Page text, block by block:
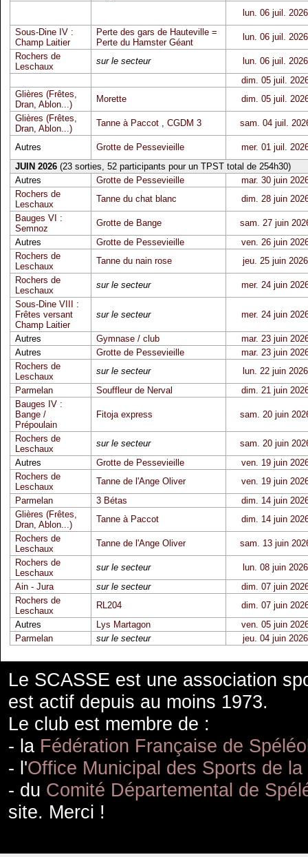
lun. 06 juil. 2026
Sous-Dine IV :
Champ Laitier
Perte des gars de Hauteville =
Perte du Hamster Géant
lun. 06 juil. 2026
Rochers de
Leschaux
sur le secteur
lun. 06 juil. 2026
dim. 05 juil.
Glières (Frêtes,
Dran, Ablon...)
Morette
dim. 05 juil.
Glières (Frêtes,
Dran, Ablon...)
Tanne à Paccot, CGDM 3 sam. 04 juil.
Autres Grotte de Pessevieille
mer. 01 juil.
JUIN 2026(23 sorties, 52 participants pour un TPST total de 254h30)
Autres
Grotte de Pessevieille
mar. 30 juin
Rochers de
Leschaux
Tanne du chat blanc
dim. 28 juin
Bauges VI :
Semnoz
Grotte de Bange
sam. 27 juin
Autres
Grotte de Pessevieille
ven. 26 juin
Rochers de
Leschaux
Tanne du nain rose
jeu. 25 juin 2026
Rochers de
Leschaux
sur le secteur
mer. 24 juin
Sous-Dine VIII :
Frêtes versant
Champ Laitier
sur le secteur mer. 24 juin
Autres Gymnase / club
mar. 23 juin
Autres
Grotte de Pessevieille
mar. 23 juin
Rochers de
Leschaux
sur le secteur
lun. 22 juin 2026
Parmelan
Souffleur de Nerval
dim. 21 juin
Bauges IV :
Bange /
Prépoulain
Fitoja express sam. 20 juin
Rochers de
Leschaux
sur le secteur
sam. 20 juin
Autres
Grotte de Pessevieille
ven. 19 juin
Rochers de
Leschaux
Tanne de l'Ange Oliver
ven. 19 juin
Parmelan
3 Bétas
dim. 14 juin
Glières (Frêtes,
Dran, Ablon...)
Tanne à Paccot
dim. 14 juin
Rochers de
Leschaux
Tanne de l'Ange Oliver
sam. 13 juin
Rochers de
Leschaux
sur le secteur
lun. 08 juin 2026
Ain - Jura
sur le secteur
dim. 07 juin
Rochers de
Leschaux
RL204
dim. 07 juin
Autres
Lys Martagon
ven. 05 juin
Parmelan
sur le secteur jeu. 04 juin 2026
Le SCASSE est une association
est actif depuis au moins 1973.
Le club est membre de :
- la Fédération Française de
- l'Office Municipal des Sports de
- du Comité Départemental de
site. Merci !